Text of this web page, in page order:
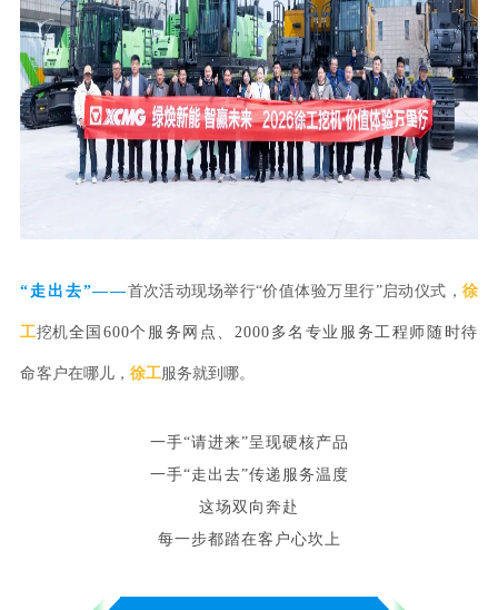
“走出去”——首次活动现场举行“价值体验万里行”启动仪式，徐
工挖机全国600个服务网点、2000多名专业服务工程师随时待
命客户在哪儿， 徐工服务就到哪。
一手“请进来”呈现硬核产品
一手“走出去”传递服务温度
这场双向奔赴
每一步都踏在客户心坎上